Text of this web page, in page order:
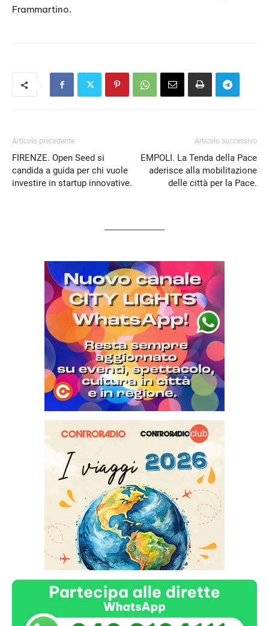
Frammartino.
Articolo precedente
FIRENZE. Open Seed si
candida a guida per chi vuole
investire in startup innovative.
Articolo successivo
EMPOLI. La Tenda della Pace
aderisce alla mobilitazione
delle città per la Pace.